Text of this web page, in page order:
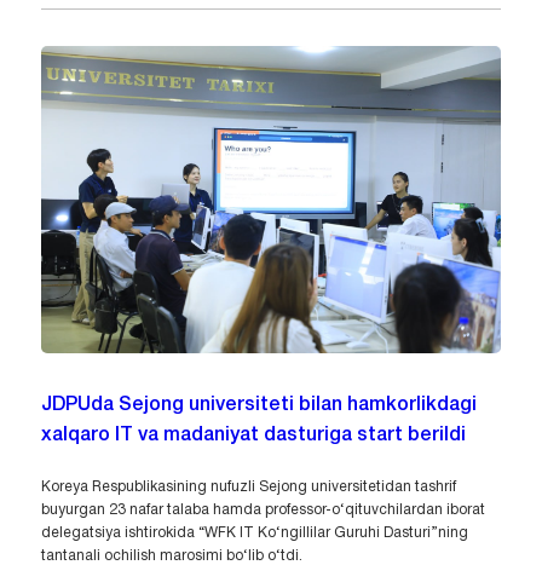
JDPUda Sejong universiteti bilan hamkorlikdagi
xalqaro IT va madaniyat dasturiga start berildi
Koreya Respublikasining nufuzli Sejong universitetidan tashrif
buyurgan 23 nafar talaba hamda professor-o‘qituvchilardan iborat
delegatsiya ishtirokida “WFK IT Ko‘ngillilar Guruhi Dasturi”ning
tantanali ochilish marosimi bo‘lib o‘tdi.